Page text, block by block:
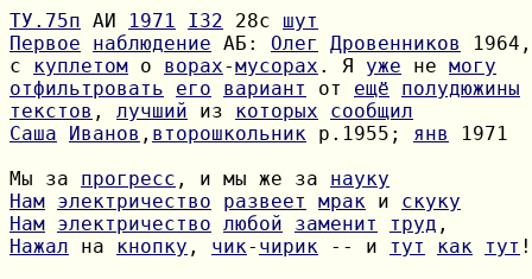
ТУ.75п АИ 1971 I32 28с шут
Первое
наблюдение АБ: Олег
Дровенников
с куплетом о ворах-мусорах . Я уже не могу
отфильтровать
его вариант от ещё
полудюжины
текстов , лучший из которых
сообщил
Саша
Иванов , второшкольник р.1955; янв
1971
Мы за прогресс , и мы же за науку
Нам электричество развеет мрак и скуку
Нам электричество любой заменит труд
Нажал на кнопку , чик- чирик -- и тут как тут !